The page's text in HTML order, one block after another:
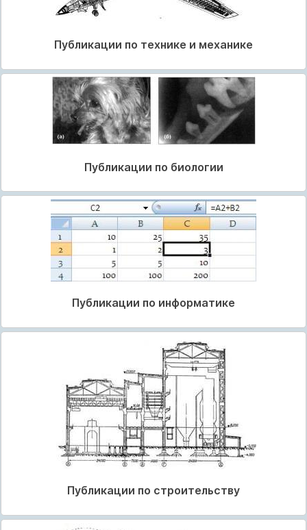
Публикации по технике и механике
Публикации по биологии
Публикации по информатике
Публикации по строительству